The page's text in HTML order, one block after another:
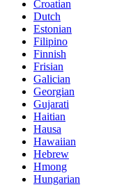
Croatian
Dutch
Estonian
Filipino
Finnish
Frisian
Galician
Georgian
Gujarati
Haitian
Hausa
Hawaiian
Hebrew
Hmong
Hungarian